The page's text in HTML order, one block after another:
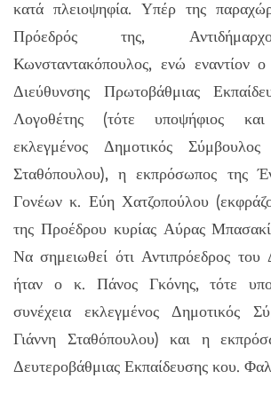
κατά πλειοψηφία. Υπέρ της
Πρόεδρός της,
Κωνσταντακόπουλος, ενώ εναντίον
Διεύθυνσης Πρωτοβάθμιας
Λογοθέτης (τότε υποψήφιος
εκλεγμένος Δημοτικός
Σταθόπουλου), η εκπρόσωπος της
Γονέων κ. Εύη Χατζοπούλου
της Προέδρου κυρίας Αύρας
Να σημειωθεί ότι Αντιπρόεδρος
ήταν ο κ. Πάνος Γκόνης, τότε
συνέχεια εκλεγμένος Δημοτικός
Γιάννη Σταθόπουλου) και η
Δευτεροβάθμιας Εκπαίδευσης κου.